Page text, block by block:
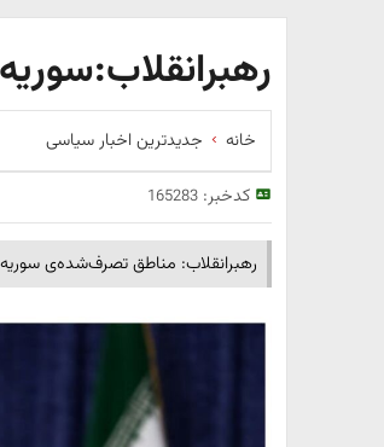
خانه جدیدترین اخبار سیاسی
کدخبر:165283
​رهبرانقلاب: مناطق تصرف‌شده‌ی